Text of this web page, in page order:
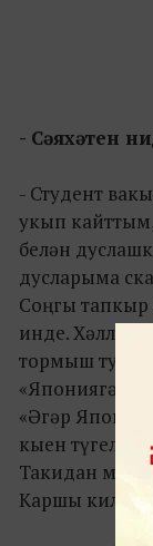
- Сәяхәтен
- Студент
укып
белән
дусларыма
Соңгы тапкыр
инде.
тормыш
«Япониягә
«Әгәр
кыен түгел»,
Такидан
Каршы